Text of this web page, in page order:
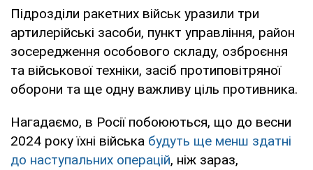
Підрозділи ракетних військ уразили три
артилерійські засоби, пункт управління, район
зосередження особового складу, озброєння
та військової техніки, засіб протиповітряної
оборони та ще одну важливу ціль противника.
Нагадаємо, в Росії побоюються, що до весни
2024 року їхні війська будуть ще менш здатні
до наступальних операцій, ніж зараз,